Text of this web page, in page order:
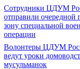
Сотрудники ЦДУМ
отправили очередной
зону специальной
операции
Волонтеры ЦДУМ
ведут уроки
мусульманок